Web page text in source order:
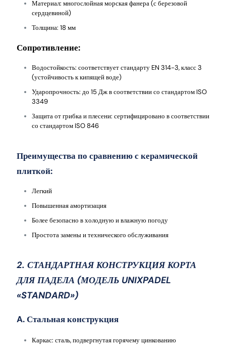
Материал: многослойная морская фанера (с березовой
сердцевиной)
Толщина: 18 мм
Сопротивление:
Водостойкость: соответствует стандарту EN 314-3, класс 3
(устойчивость к кипящей воде)
Ударопрочность: до 15 Дж в соответствии со стандартом ISO
3349
Защита от грибка и плесени: сертифицировано в соответствии
со стандартом ISO 846
Преимущества по сравнению с керамической
плиткой:
Легкий
Повышенная амортизация
Более безопасно в холодную и влажную погоду
Простота замены и технического обслуживания
2. СТАНДАРТНАЯ КОНСТРУКЦИЯ КОРТА
ДЛЯ ПАДЕЛА (МОДЕЛЬ UNIXPADEL
«STANDARD»)
A. Стальная конструкция
Каркас: сталь, подвергнутая горячему цинкованию